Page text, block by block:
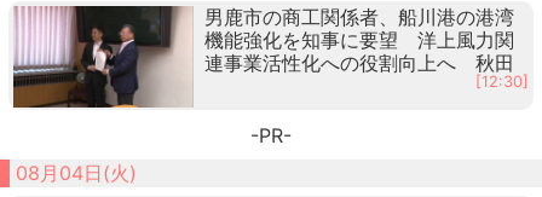
男鹿市の商工関係者、船川港の港湾
機能強化を知事に要望 洋上風力関
連事業活性化への役割向上へ 秋田
[12:30]
-PR-
08月04日(火)